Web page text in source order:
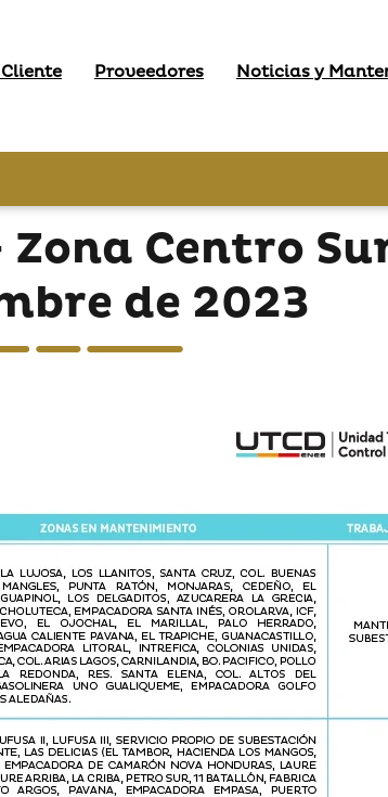
Proveedores Noticias y
Centro
de 2023